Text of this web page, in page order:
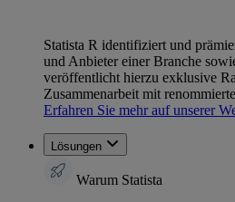
Statista R identifiziert und
und Anbieter einer Branche
veröffentlicht hierzu exklusive
Zusammenarbeit mit
Erfahren Sie mehr auf unserer
Lösungen
Warum Statista